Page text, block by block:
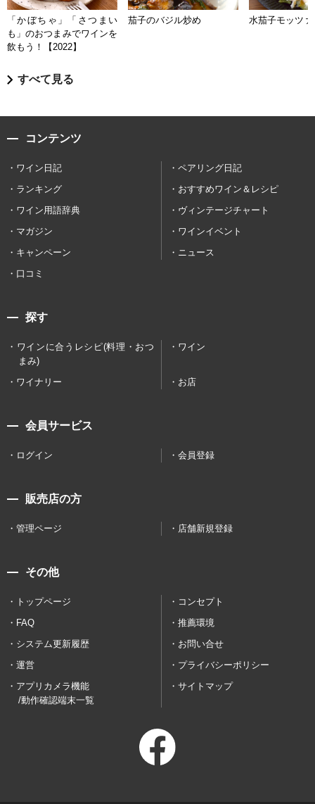
「かぼちゃ」「さつまい
も」のおつまみでワインを
飲もう！【2022】
茄子のバジル炒め 水茄子モッツァ
すべて見る
コンテンツ
ワイン日記
ペアリング日記
ランキング
おすすめワイン＆レシピ
ワイン用語辞典
ヴィンテージチャート
マガジン
ワインイベント
キャンペーン
ニュース
口コミ
探す
ワインに合うレシピ(料理・おつ
まみ)
ワイン
ワイナリー お店
会員サービス
ログイン 会員登録
販売店の方
管理ページ 店舗新規登録
その他
トップページ
コンセプト
FAQ
推薦環境
システム更新履歴
お問い合せ
運営
プライバシーポリシー
アプリカメラ機能
/動作確認端末一覧
サイトマップ